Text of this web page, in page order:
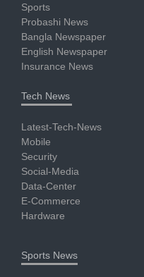
Sports
Probashi News
Bangla Newspaper
English Newspaper
Insurance News
Tech News
Latest-Tech-News
Mobile
Security
Social-Media
Data-Center
E-Commerce
Hardware
Sports News